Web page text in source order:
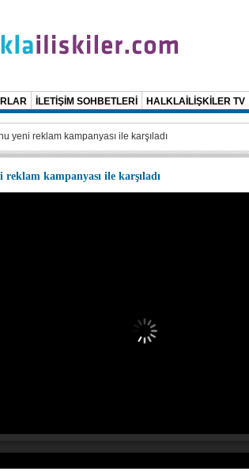
İLETİŞİM SOHBETLERİ HALKLAİLİŞKİLER TV
yeni reklam kampanyası ile karşıladı
reklam kampanyası ile karşıladı